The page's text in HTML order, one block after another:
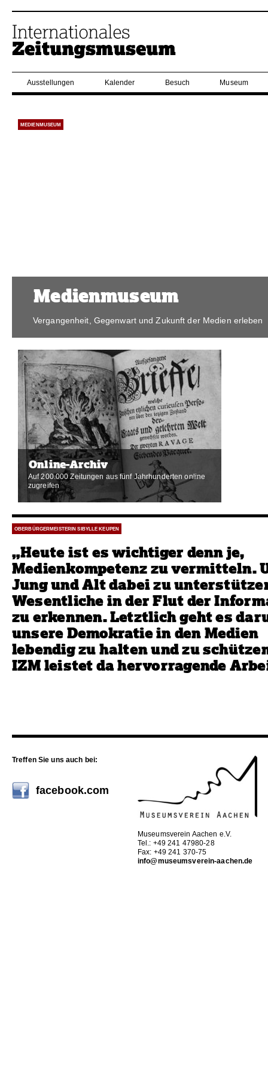
Ausstellungen Kalender Besuch Museum
MEDIENMUSEUM
Medienmuseum
Vergangenheit, Gegenwart und Zukunft der Medien erleben
Online-Archiv
Auf 200.000 Zeitungen aus fünf Jahrhunderten online
zugreifen
OBERBÜRGERMEISTERIN SIBYLLE KEUPEN
„Heute ist es wichtiger denn je,
Medienkompetenz zu vermitteln.
Jung und Alt dabei zu
Wesentliche in der Flut der
zu erkennen. Letztlich geht es
unsere Demokratie in den Medien
lebendig zu halten und zu
IZM leistet da hervorragende
Treffen Sie uns auch bei:
facebook.com
Museumsverein Aachen e.V.
Tel.: +49 241 47980-28
Fax: +49 241 370-75
info@museumsverein-aachen.de